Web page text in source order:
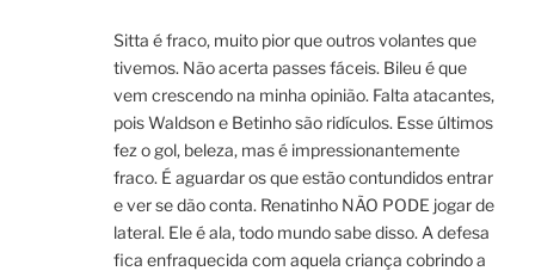
Sitta é fraco, muito pior que outros volantes que
tivemos. Não acerta passes fáceis. Bileu é que
vem crescendo na minha opinião. Falta atacantes,
pois Waldson e Betinho são ridículos. Esse últimos
fez o gol, beleza, mas é impressionantemente
fraco. É aguardar os que estão contundidos entrar
e ver se dão conta. Renatinho NÃO PODE jogar de
lateral. Ele é ala, todo mundo sabe disso. A defesa
fica enfraquecida com aquela criança cobrindo a